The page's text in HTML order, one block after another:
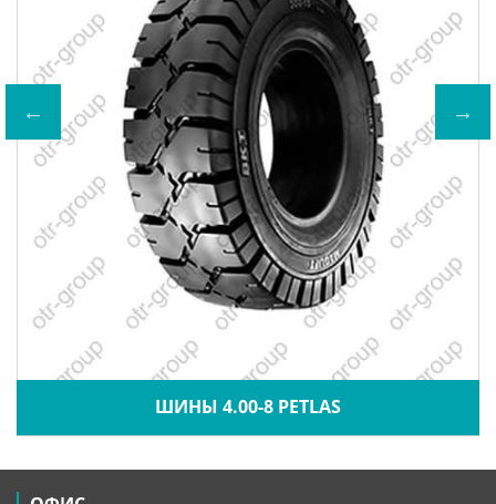
ШИНЫ 4.00-8 PETLAS